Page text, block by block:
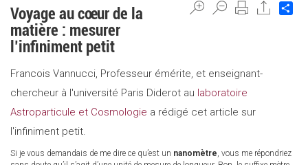
Voyage au cœur de la
matière : mesurer
l’infiniment petit
Francois Vannucci, Professeur émérite, et enseignant-
chercheur à l'université Paris Diderot au laboratoire
Astroparticule et Cosmologie a rédigé cet article sur
l'infiniment petit.
Si je vous demandais de me dire ce qu’est un nanomètre, vous me répondriez